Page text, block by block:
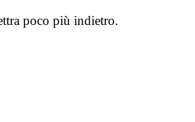
poco più indietro.